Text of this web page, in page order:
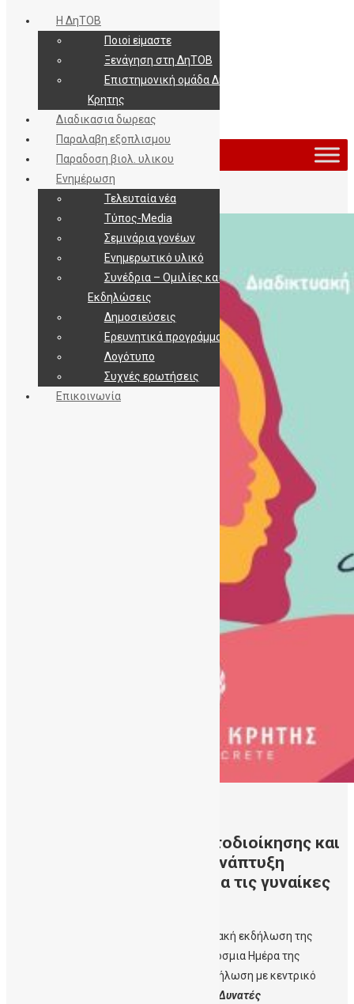
Εισοδος / Εγγραφη
Η συμβολή της Τοπικής Αυτοδιοίκησης και
των Πανεπιστημίων στην ανάπτυξη
πολιτικών και ευκαιριών για τις γυναίκες
Με επιτυχία πραγματοποιήθηκε Διαδικτυακή εκδήλωση της
Περιφέρειας Κρήτης με αφορμή την Παγκόσμια Ημέρα της
Γυναίκας, την Δευτέρα 8 Μαρτίου. Την εκδήλωση με κεντρικό
«Γυναίκες στην Πρώτη γραμμή – Δυνατές
Η ΔηΤΟΒ
Ποιοi εiμαστε
Ξενάγηση στη ΔηΤΟΒ
Επιστημονική ομάδα ΔηΤΟΒ
Κρητης
Διαδικασια δωρεας
Παραλαβη εξοπλισμου
Παραδοση βιολ. υλικου
Ενημέρωση
Τελευταία νέα
Τύπος-Media
Σεμινάρια γονέων
Ενημερωτικό υλικό
Συνέδρια – Ομιλίες και
Εκδηλώσεις
Δημοσιεύσεις
Ερευνητικά προγράμματα
Λογότυπο
Συχνές ερωτήσεις
Επικοινωνία